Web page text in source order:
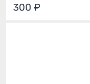
300 ₽